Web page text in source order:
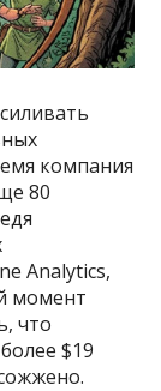
компания
80
Analytics,
момент
что
$19